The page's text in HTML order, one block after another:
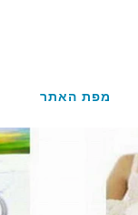
מפת האתר